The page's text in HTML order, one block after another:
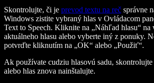
Skontrolujte, či je prevod textu na reč správne
Windows zistite vybraný hlas v Ovládacom
Text to Speech. Kliknite na „Náhľad hlasu“ na
aktuálneho hlasu alebo vyberte iný z ponuky.
potvrďte kliknutím na „OK“ alebo „Použiť“.
Ak používate cudziu hlasovú sadu,
alebo hlas znova nainštalujte.